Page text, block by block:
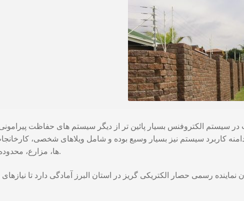
سیستم الکتروفنس بسیار پائین تر از دیگر سیستم های حفاظت
کاربرد سیستم نیز بسیار وسیع بوده و شامل ویلاهای شخصی،
ها، مزارع، محدوده های مرزی و بسیاری کاربردهای دیگر می باشد.